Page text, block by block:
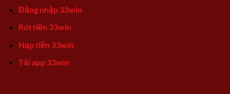
Đăng nhập 33win
Rút tiền 33win
Nạp tiền 33win
Tải app 33win